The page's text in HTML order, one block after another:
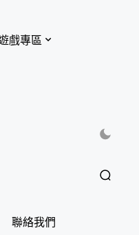
戲專區
聯絡我們